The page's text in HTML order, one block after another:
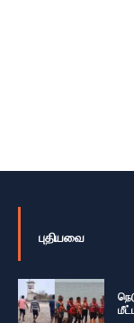
புதியவை